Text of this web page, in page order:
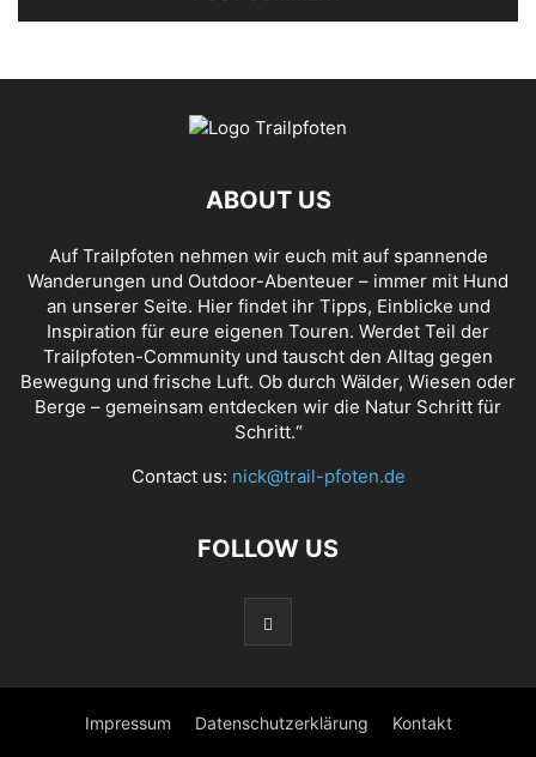
ABOUT US
Auf Trailpfoten nehmen wir euch mit auf spannende
Wanderungen und Outdoor-Abenteuer – immer mit Hund
an unserer Seite. Hier findet ihr Tipps, Einblicke und
Inspiration für eure eigenen Touren. Werdet Teil der
Trailpfoten-Community und tauscht den Alltag gegen
Bewegung und frische Luft. Ob durch Wälder, Wiesen oder
Berge – gemeinsam entdecken wir die Natur Schritt für
Schritt.“
Contact us: nick@trail-pfoten.de
FOLLOW US
Impressum Datenschutzerklärung Kontakt